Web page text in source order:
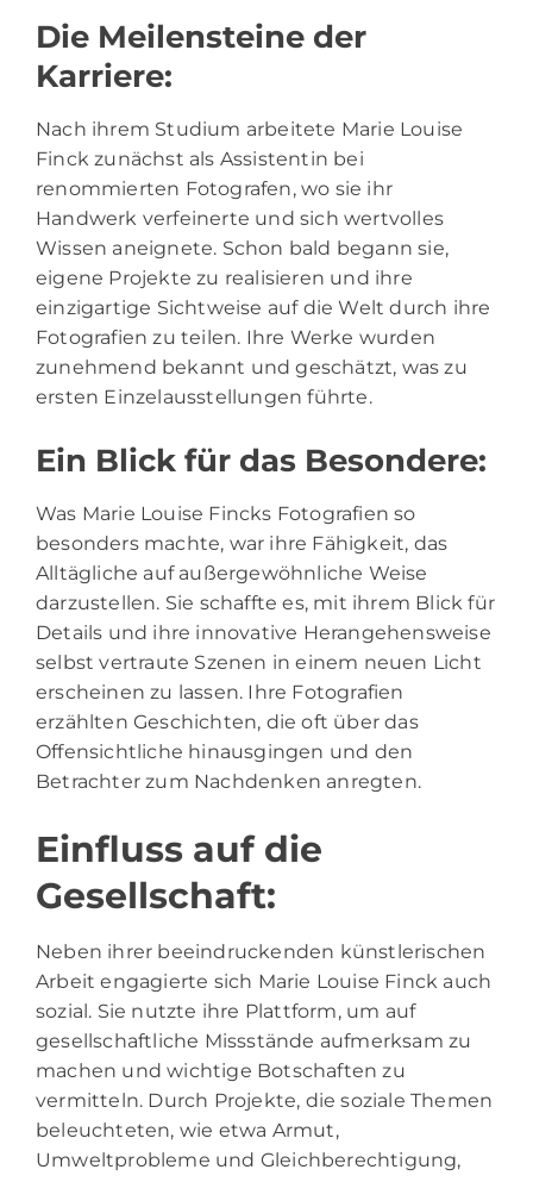
Die Meilensteine der
Karriere:
Nach ihrem Studium arbeitete Marie Louise
Finck zunächst als Assistentin bei
renommierten Fotografen, wo sie ihr
Handwerk verfeinerte und sich wertvolles
Wissen aneignete. Schon bald begann sie,
eigene Projekte zu realisieren und ihre
einzigartige Sichtweise auf die Welt durch ihre
Fotografien zu teilen. Ihre Werke wurden
zunehmend bekannt und geschätzt, was zu
ersten Einzelausstellungen führte.
Ein Blick für das Besondere:
Was Marie Louise Fincks Fotografien so
besonders machte, war ihre Fähigkeit, das
Alltägliche auf außergewöhnliche Weise
darzustellen. Sie schaffte es, mit ihrem Blick für
Details und ihre innovative Herangehensweise
selbst vertraute Szenen in einem neuen Licht
erscheinen zu lassen. Ihre Fotografien
erzählten Geschichten, die oft über das
Offensichtliche hinausgingen und den
Betrachter zum Nachdenken anregten.
Einfluss auf die
Gesellschaft:
Neben ihrer beeindruckenden künstlerischen
Arbeit engagierte sich Marie Louise Finck auch
sozial. Sie nutzte ihre Plattform, um auf
gesellschaftliche Missstände aufmerksam zu
machen und wichtige Botschaften zu
vermitteln. Durch Projekte, die soziale Themen
beleuchteten, wie etwa Armut,
Umweltprobleme und Gleichberechtigung,